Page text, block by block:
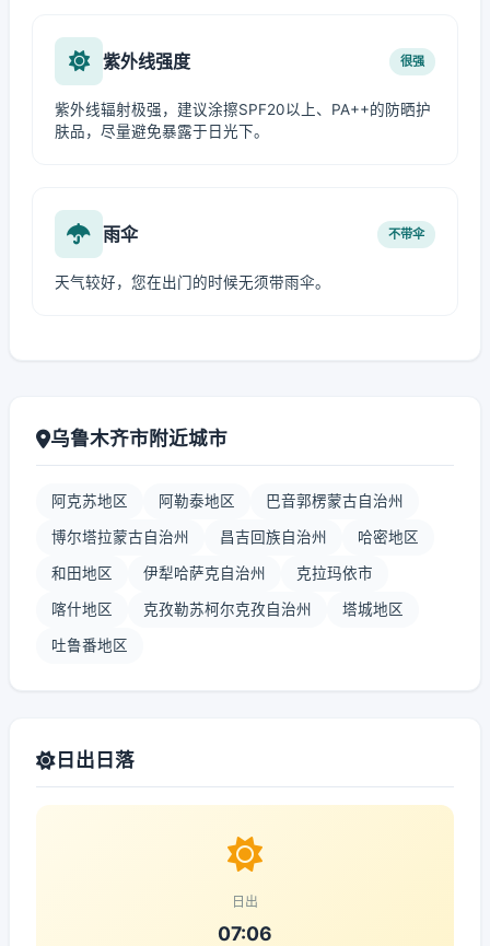
紫外线强度 很强
紫外线辐射极强，建议涂擦SPF20以上、PA++的防晒护
肤品，尽量避免暴露于日光下。
雨伞 不带伞
天气较好，您在出门的时候无须带雨伞。
乌鲁木齐市附近城市
阿克苏地区 阿勒泰地区 巴音郭楞蒙古自治州
博尔塔拉蒙古自治州 昌吉回族自治州 哈密地区
和田地区 伊犁哈萨克自治州 克拉玛依市
喀什地区 克孜勒苏柯尔克孜自治州 塔城地区
吐鲁番地区
日出日落
日出
07:06